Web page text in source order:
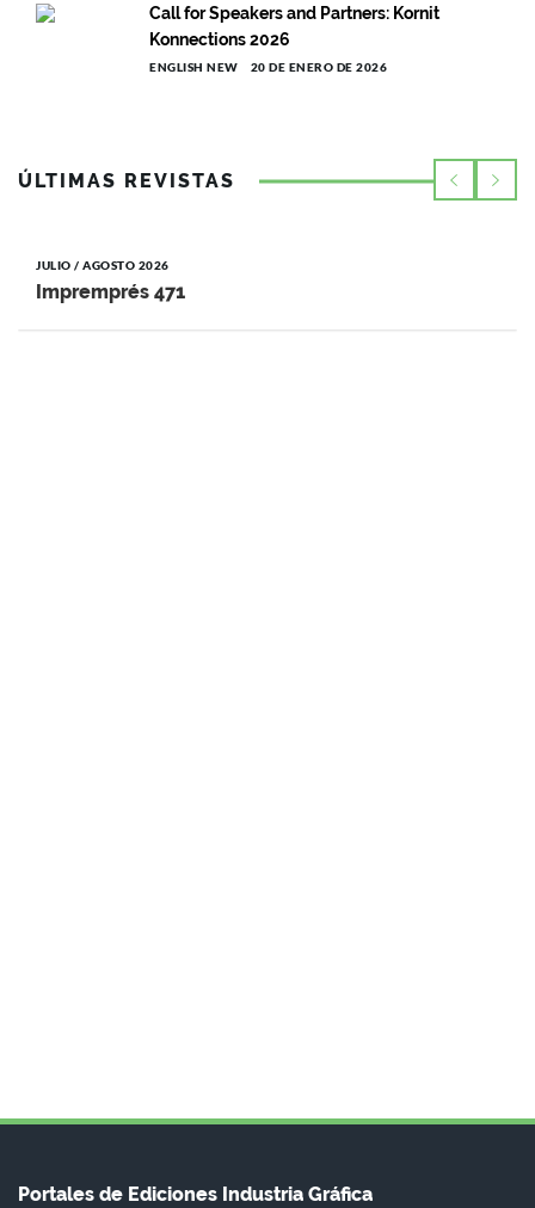
Call for Speakers and Partners: Kornit
Konnections 2026
ENGLISH NEW 20 DE ENERO DE 2026
ÚLTIMAS REVISTAS
JULIO / AGOSTO 2026
Impremprés 471
Portales de Ediciones Industria Gráfica